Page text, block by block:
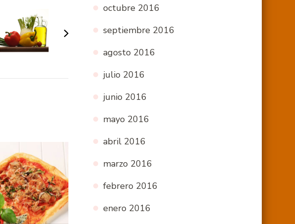
octubre 2016
septiembre 2016
agosto 2016
julio 2016
junio 2016
mayo 2016
abril 2016
marzo 2016
febrero 2016
enero 2016